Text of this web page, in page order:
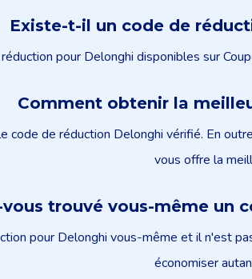
Existe-t-il un code de
pour Delonghi disponibles sur
Comment obtenir la
code de réduction Delonghi vérifié. En
vous offre la
vous trouvé vous-même un
pour Delonghi vous-même et il n'est
économiser